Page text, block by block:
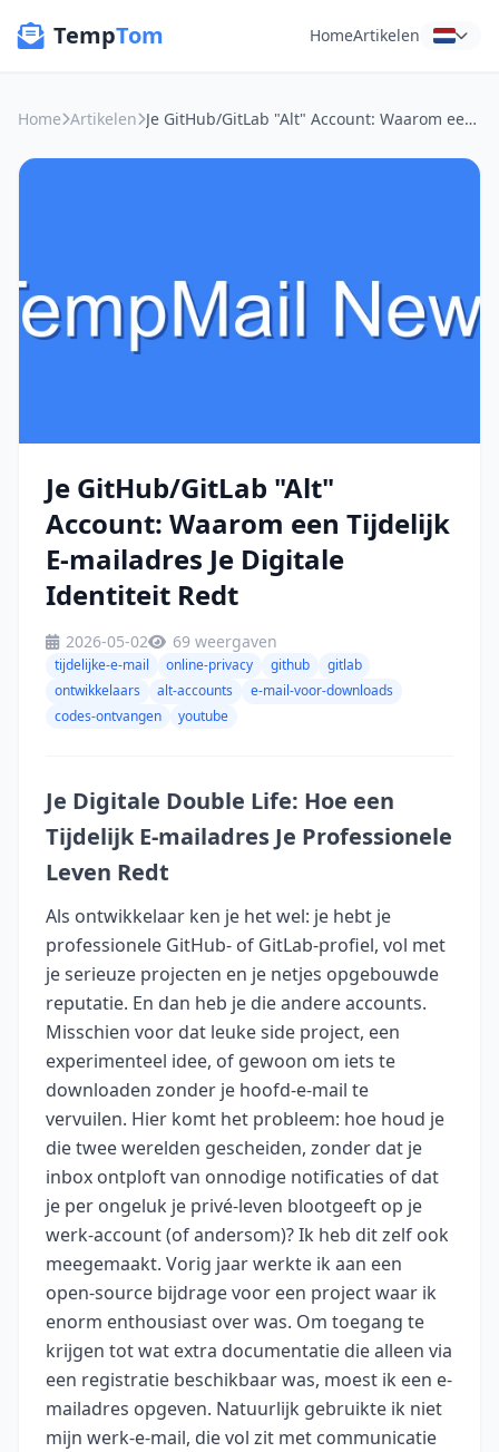
TempTom HomeArtikelen
Home Artikelen Je GitHub/GitLab "Alt" Account: Waarom een Tijdelijk E-mailadres Je Digitale Identiteit Redt
Je GitHub/GitLab "Alt"
Account: Waarom een Tijdelijk
E-mailadres Je Digitale
Identiteit Redt
2026-05-02 69 weergaven
tijdelijke-e-mail online-privacy github
gitlab
ontwikkelaars
alt-accounts
e-mail-voor-downloads
codes-ontvangen
youtube
Je Digitale Double Life: Hoe een
Tijdelijk E-mailadres Je Professionele
Leven Redt
Als ontwikkelaar ken je het wel: je hebt je
professionele GitHub- of GitLab-profiel, vol met
je serieuze projecten en je netjes opgebouwde
reputatie. En dan heb je die andere accounts.
Misschien voor dat leuke side project, een
experimenteel idee, of gewoon om iets te
downloaden zonder je hoofd-e-mail te
vervuilen. Hier komt het probleem: hoe houd je
die twee werelden gescheiden, zonder dat je
inbox ontploft van onnodige notificaties of dat
je per ongeluk je privé-leven blootgeeft op je
werk-account (of andersom)? Ik heb dit zelf ook
meegemaakt. Vorig jaar werkte ik aan een
open-source bijdrage voor een project waar ik
enorm enthousiast over was. Om toegang te
krijgen tot wat extra documentatie die alleen via
een registratie beschikbaar was, moest ik een e-
mailadres opgeven. Natuurlijk gebruikte ik niet
mijn werk-e-mail, die vol zit met communicatie